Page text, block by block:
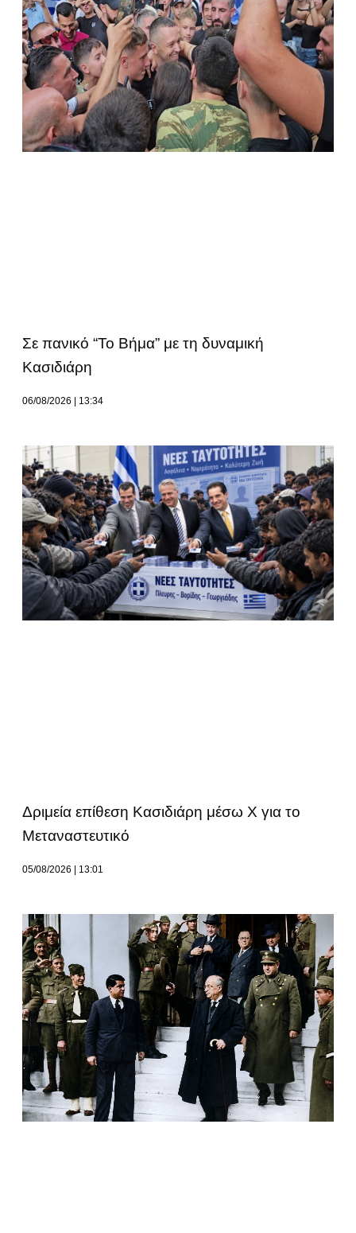
Σε πανικό “Το Βήμα” με τη δυναμική
Κασιδιάρη
06/08/2026 13:34
Δριμεία επίθεση Κασιδιάρη μέσω Χ για το
Μεταναστευτικό
05/08/2026 13:01